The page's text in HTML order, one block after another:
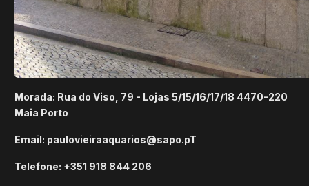
Morada: Rua do Viso, 79 - Lojas 5/15/16/17/18 4470-220
Maia Porto
Email: paulovieiraaquarios@sapo.pT
Telefone: +351 918 844 206